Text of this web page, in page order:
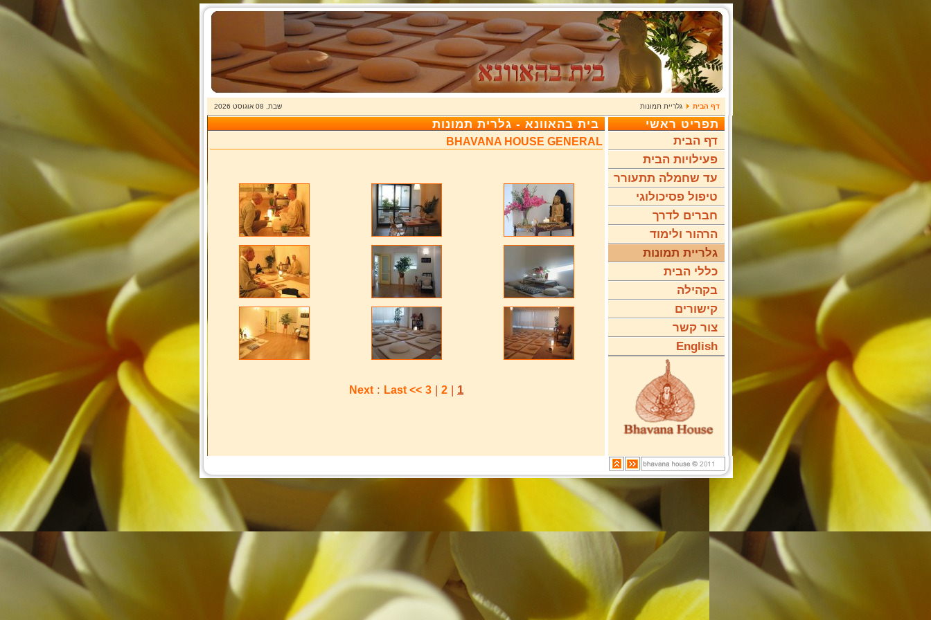
דף הבית גלריית תמונות שבת, 08 אוגוסט 2026
תפריט ראשי
דף הבית
פעילויות הבית
עד שחמלה תתעורר
טיפול פסיכולוגי
חברים לדרך
הרהור ולימוד
גלריית תמונות
כללי הבית
בקהילה
קישורים
צור קשר
English
בית בהאוונא - גלרית תמונות
BHAVANA HOUSE GENERAL
1
|
2
|
3
>> Next
: Last